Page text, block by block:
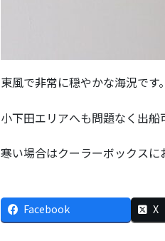
東風で非常に穏やかな海況です。
小下田エリアへも問題なく出船
寒い場合はクーラーボックスに
Facebook X